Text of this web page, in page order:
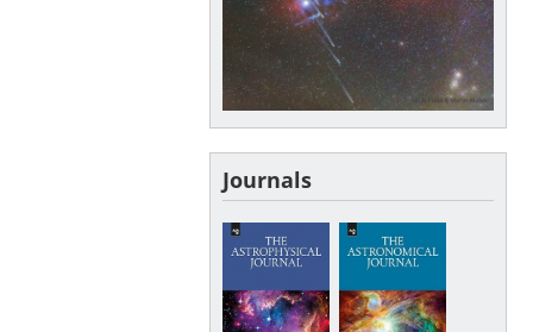
Journals